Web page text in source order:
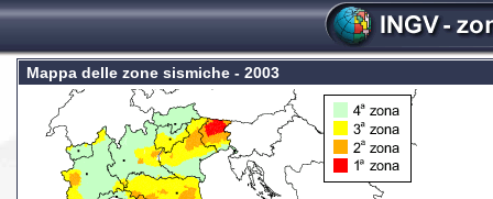
Mappa delle zone sismiche - 2003